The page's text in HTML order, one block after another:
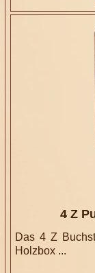
4 Z
Das 4 Z
Holzbox ...